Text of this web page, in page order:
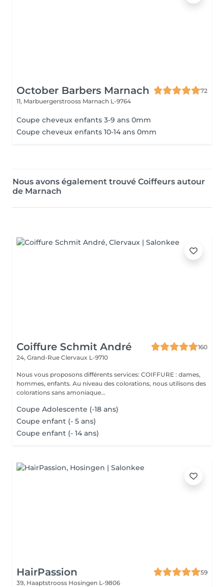
October Barbers Marnach
72
11, Marbuergerstrooss Marnach L-9764
Coupe cheveux enfants 3-9 ans 0mm
Coupe cheveux enfants 10-14 ans 0mm
Nous avons également trouvé Coiffeurs autour
de Marnach
Coiffure Schmit André
160
24, Grand-Rue Clervaux L-9710
Nous vous proposons différents services: COIFFURE : dames,
hommes, enfants. Au niveau des colorations, nous utilisons des
colorations sans amoniaque...
Coupe Adolescente (-18 ans)
Coupe enfant (- 5 ans)
Coupe enfant (- 14 ans)
HairPassion
59
39, Haaptstrooss Hosingen L-9806